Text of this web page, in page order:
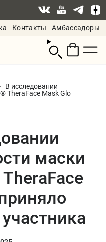
Контакты
Амбассадоры
Смотреть
корзину
В исследовании
TheraFace Mask Glo
маски